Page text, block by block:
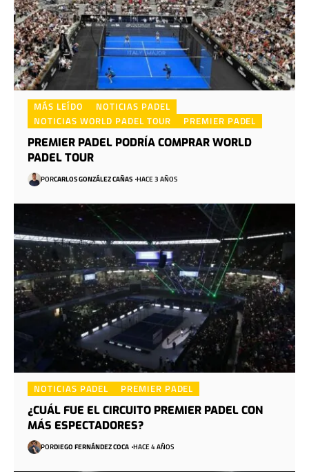
MÁS LEÍDO
NOTICIAS PADEL
NOTICIAS WORLD PADEL TOUR
PREMIER PADEL
PREMIER PADEL PODRÍA COMPRAR WORLD
PADEL TOUR
PORCARLOS GONZÁLEZ CAÑAS HACE 3 AÑOS
NOTICIAS PADEL PREMIER PADEL
¿CUÁL FUE EL CIRCUITO PREMIER PADEL CON
MÁS ESPECTADORES?
PORDIEGO FERNÁNDEZ COCA HACE 4 AÑOS